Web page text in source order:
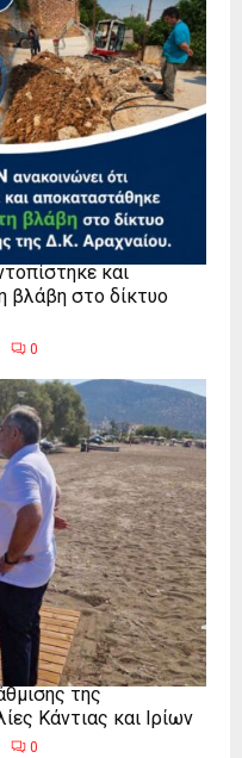
και
βλάβη στο δίκτυο
0
της
Κάντιας και Ιρίων
0